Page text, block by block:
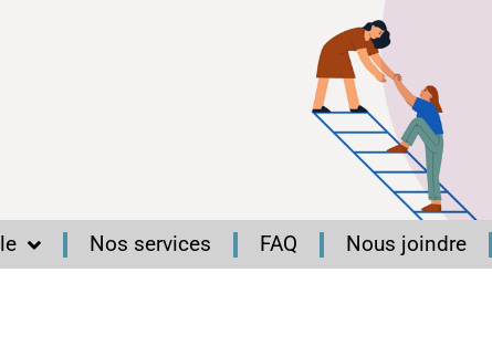
Nos services FAQ Nous joindre